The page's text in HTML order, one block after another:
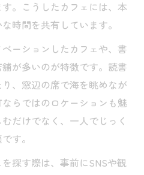
。こうしたカフェには、本
時間を共有しています。
ーションしたカフェや、書
が多いのが特徴です。読書
、窓辺の席で海を眺めなが
らではのロケーションも魅
だけでなく、一人でじっく
す。
探す際は、事前にSNSや観